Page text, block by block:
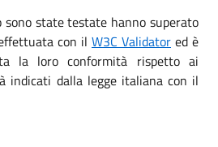
state testate hanno superato
con il W3C Validator ed è
la loro conformità rispetto ai
indicati dalla legge italiana con il